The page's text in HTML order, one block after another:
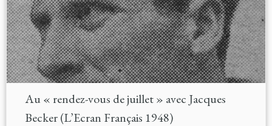
Au « rendez-vous de juillet » avec Jacques
Becker (L’Ecran Français 1948)